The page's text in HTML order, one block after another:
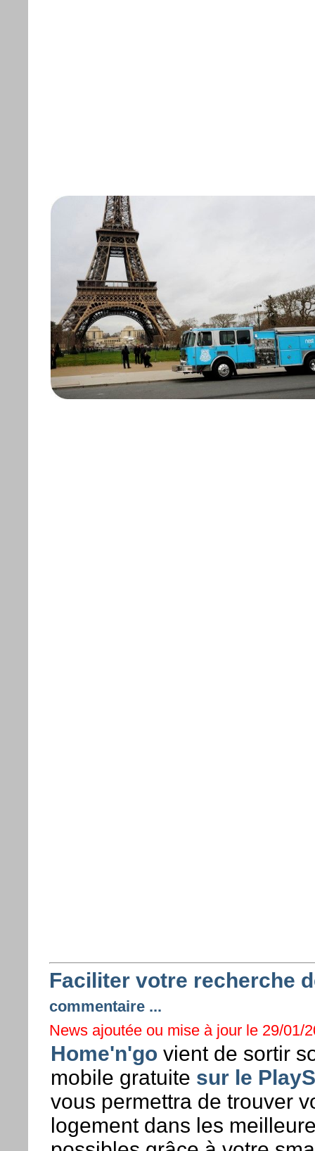
Faciliter votre recherche
commentaire ...
News ajoutée ou mise à jour le 29/01/
Home'n'govient de sortir
mobile gratuite sur le
vous permettra de trouver
logement dans les